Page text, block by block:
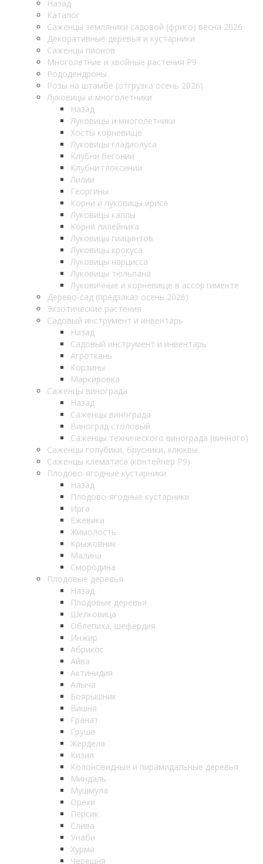
Назад
Каталог
Саженцы земляники садовой (фриго) весна 2026
Декоративные деревья и кустарники
Саженцы пионов
Многолетние и хвойные растения Р9
Рододендроны
Розы на штамбе (отгрузка осень 2026)
Луковицы и многолетники
Назад
Луковицы и многолетники
Хосты корневище
Луковицы гладиолуса
Клубни бегонии
Клубни глоксинии
Лилии
Георгины
Корни и луковицы ириса
Луковицы каллы
Корни лилейника
Луковицы гиацинтов
Луковицы крокуса
Луковицы нарцисса
Луковицы тюльпана
Луковичные и корневище в ассортименте
Дерево-сад (предзаказ осень 2026)
Экзотические растения
Садовый инструмент и инвентарь
Назад
Садовый инструмент и инвентарь
Агроткань
Корзины
Маркировка
Саженцы винограда
Назад
Саженцы винограда
Виноград столовый
Саженцы технического винограда (винного)
Саженцы голубики, брусники, клюквы
Саженцы клематиса (контейнер Р9)
Плодово-ягодные кустарники
Назад
Плодово-ягодные кустарники
Ирга
Ежевика
Жимолость
Крыжовник
Малина
Смородина
Плодовые деревья
Назад
Плодовые деревья
Шелковица
Облепиха, шефердия
Инжир
Абрикос
Айва
Актинидия
Алыча
Боярышник
Вишня
Гранат
Груша
Жердела
Кизил
Колоновидные и пирамидальные деревья
Миндаль
Мушмула
Орехи
Персик
Слива
Унаби
Хурма
Черешня